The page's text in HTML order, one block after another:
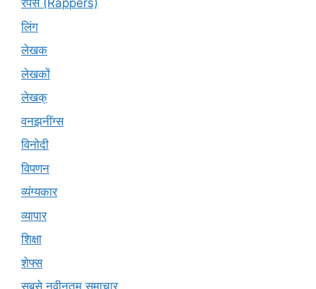
रैपर्स (Rappers)
लिंग
लेखक
लेखकों
लेखक्
वनझनींग्स
विनोदी
विपणन
व्यंग्यकार
व्यापार
शिक्षा
शेफ्स